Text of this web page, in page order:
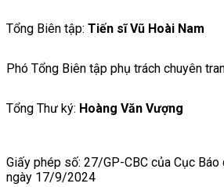
Tổng Biên tập: Tiến sĩ Vũ Hoài Nam
Phó Tổng Biên tập phụ trách chuyên
Tổng Thư ký: Hoàng Văn Vượng
Giấy phép số: 27/GP-CBC của Cục
ngày 17/9/2024